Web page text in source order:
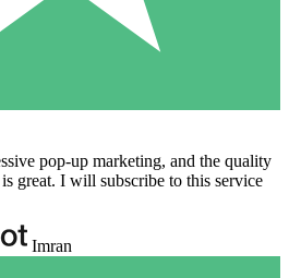
pop-up marketing, and the quality
great. I will subscribe to this service
Imran